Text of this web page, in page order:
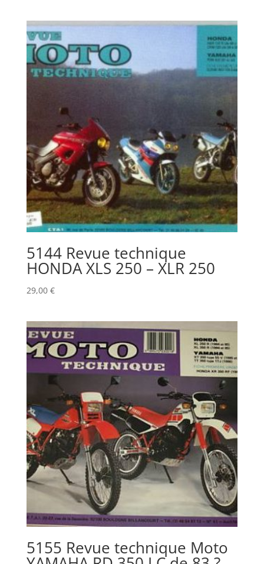
5144 Revue technique
HONDA XLS 250 – XLR 250
29,00 €
5155 Revue technique Moto